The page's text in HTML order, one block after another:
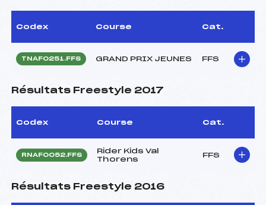
Codex Course Cat.
TNAF0251.FFS GRAND PRIX JEUNES FFS
Résultats Freestyle 2017
Codex Course Cat.
RNAF0052.FFS
Rider Kids Val
Thorens
FFS
Résultats Freestyle 2016